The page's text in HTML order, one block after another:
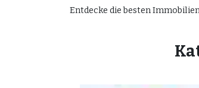
Entdecke die besten